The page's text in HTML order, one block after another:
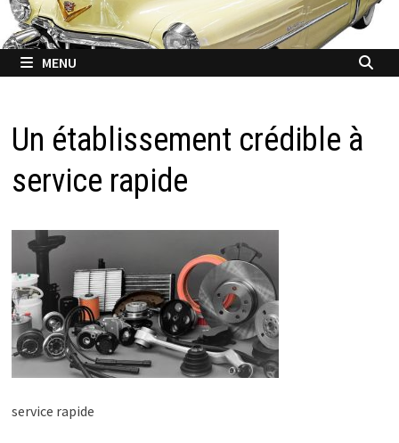
MENU
Un établissement crédible à
service rapide
service rapide